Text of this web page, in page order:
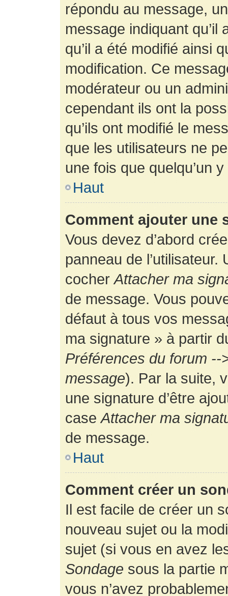
répondu au message,
message indiquant
qu’il a été modifié ainsi
modification. Ce
modérateur ou un
cependant ils ont la
qu’ils ont modifié le
que les utilisateurs ne
une fois que quelqu’un
Haut
Comment ajouter une
Vous devez d’abord
panneau de
cocherAttacher ma
de message. Vous
défaut à tous vos
ma signature » à partir
Préférences du forum
message). Par la suite,
une signature d’être
caseAttacher ma
de message.
Haut
Comment créer un
Il est facile de créer un
nouveau sujet ou la
sujet (si vous en avez
Sondage sous la partie
vous n’avez